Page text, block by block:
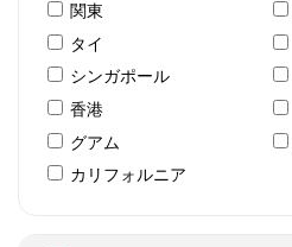
関東
タイ
シンガポール
香港
グアム
カリフォルニア